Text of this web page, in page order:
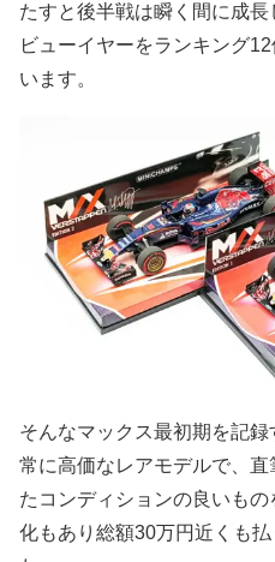
たすと後半戦は瞬く間に成
ビューイヤーをランキング
います。
そんなマックス最初期を記
常に高価なレアモデルで、
たコンディションの良いも
化もあり総額30万円近くも